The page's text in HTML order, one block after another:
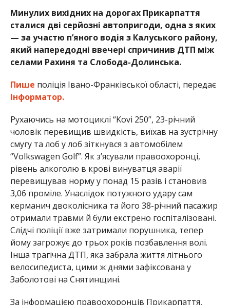
Минулих вихідних на дорогах Прикарпаття
сталися дві серйозні автопригоди, одна з яких
— за участю п’яного водія з Калуського району,
який напередодні ввечері спричинив ДТП між
селами Рахиня та Слобода-Долинська.
Пише поліція Івано-Франківської області, передає
Інформатор.
Рухаючись на мотоциклі “Kovi 250”, 23-річний
чоловік перевищив швидкість, виїхав на зустрічну
смугу та лоб у лоб зіткнувся з автомобілем
“Volkswagen Golf”. Як з’ясували правоохоронці,
рівень алкоголю в крові винуватця аварії
перевищував норму у понад 15 разів і становив
3,06 проміле. Унаслідок потужного удару сам
керманич двоколісника та його 38-річний пасажир
отримали травми й були екстрено госпіталізовані.
Слідчі поліції вже затримали порушника, тепер
йому загрожує до трьох років позбавлення волі.
Інша трагічна ДТП, яка забрала життя літнього
велосипедиста, цими ж днями зафіксована у
Заболотові на Снятинщині.
За інформацією правоохоронців Прикарпаття,